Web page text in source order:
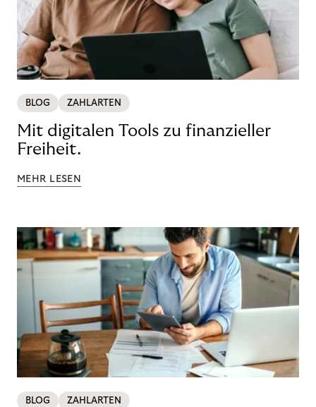
BLOG ZAHLARTEN
Mit digitalen Tools zu finanzieller
Freiheit.
MEHR LESEN
BLOG ZAHLARTEN